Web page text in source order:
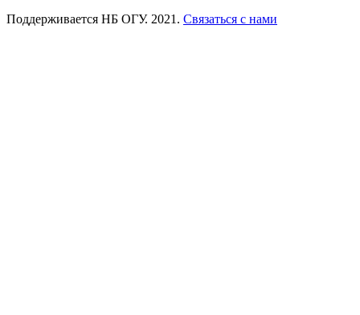
Поддерживается НБ ОГУ. 2021. Связаться с нами